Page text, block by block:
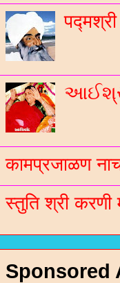
चारणी
नंबर
कामप्रजाळण
स्तुति श्री करणी
Sponsored